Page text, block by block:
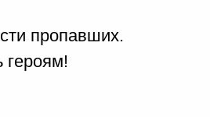
пропавших.
героям!